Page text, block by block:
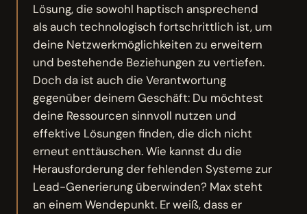
Lösung, die sowohl haptisch ansprechend
als auch technologisch fortschrittlich ist, um
deine Netzwerkmöglichkeiten zu erweitern
und bestehende Beziehungen zu vertiefen.
Doch da ist auch die Verantwortung
gegenüber deinem Geschäft: Du möchtest
deine Ressourcen sinnvoll nutzen und
effektive Lösungen finden, die dich nicht
erneut enttäuschen. Wie kannst du die
Herausforderung der fehlenden Systeme zur
Lead-Generierung überwinden? Max steht
an einem Wendepunkt. Er weiß, dass er